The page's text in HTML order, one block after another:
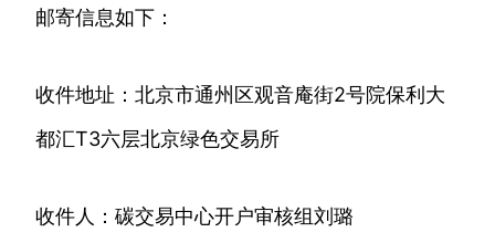
邮寄信息如下：
收件地址：北京市通州区观音庵街2号院保利大
都汇T3六层北京绿色交易所
收件人：碳交易中心开户审核组刘璐